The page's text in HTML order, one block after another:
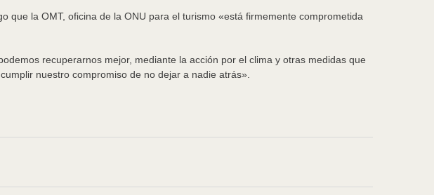
que la OMT, oficina de la ONU para el turismo «está firmemente comprometida
recuperarnos mejor, mediante la acción por el clima y otras medidas que
nuestro compromiso de no dejar a nadie atrás».